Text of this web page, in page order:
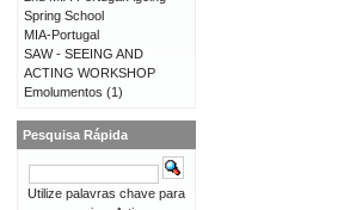
Spring School
MIA-Portugal
SAW - SEEING AND
ACTING WORKSHOP
Emolumentos (1)
Pesquisa Rápida
Utilize palavras chave para